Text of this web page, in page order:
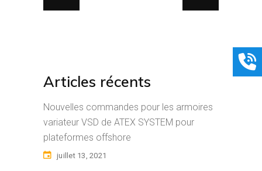
Articles récents
Nouvelles commandes pour les armoires
variateur VSD de ATEX SYSTEM pour
plateformes offshore
juillet 13, 2021